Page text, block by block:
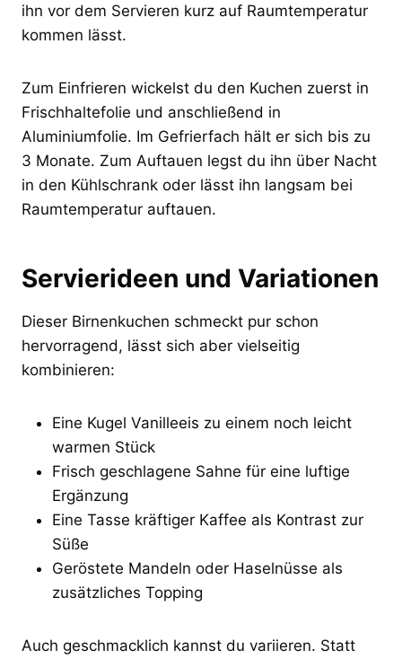
ihn vor dem Servieren kurz auf Raumtemperatur
kommen lässt.
Zum Einfrieren wickelst du den Kuchen zuerst in
Frischhaltefolie und anschließend in
Aluminiumfolie. Im Gefrierfach hält er sich bis zu
3 Monate. Zum Auftauen legst du ihn über Nacht
in den Kühlschrank oder lässt ihn langsam bei
Raumtemperatur auftauen.
Servierideen und Variationen
Dieser Birnenkuchen schmeckt pur schon
hervorragend, lässt sich aber vielseitig
kombinieren:
Eine Kugel Vanilleeis zu einem noch leicht
warmen Stück
Frisch geschlagene Sahne für eine luftige
Ergänzung
Eine Tasse kräftiger Kaffee als Kontrast zur
Süße
Geröstete Mandeln oder Haselnüsse als
zusätzliches Topping
Auch geschmacklich kannst du variieren. Statt